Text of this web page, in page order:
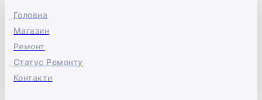
Головна
Магазин
Ремонт
Статус Ремонту
Контакти